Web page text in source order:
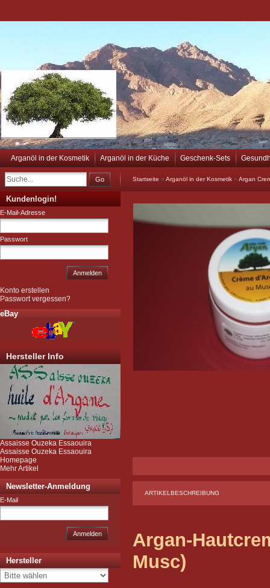
Arganöl in der Kosmetik Arganöl in der Küche Geschenk-Sets
Go Startseite » Arganöl in der Kosmetik » Argan
ARTIKELBESCHREIBUNG
Argan-
Musc)
Kundenlogin!
E-Mail-Adresse
Passwort
Anmelden
Konto erstellen
Passwort vergessen?
eBay
Hersteller Info
Assaisse Ouzeka Essaouira
Assaisse Ouzeka Essaouira
Homepage
Mehr Artikel
Newsletter-Anmeldung
E-Mail
Anmelden
Hersteller